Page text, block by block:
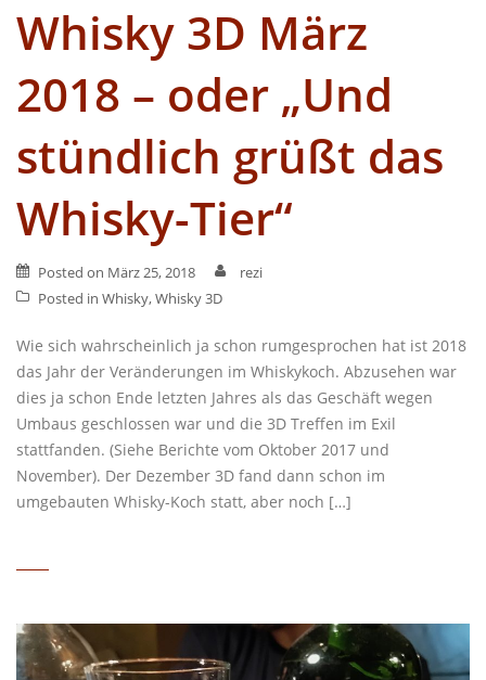
Whisky 3D März
2018 – oder „Und
stündlich grüßt das
Whisky-Tier“
Posted on März 25, 2018
rezi
Posted in Whisky,Whisky 3D
Wie sich wahrscheinlich ja schon rumgesprochen hat ist 2018
das Jahr der Veränderungen im Whiskykoch. Abzusehen war
dies ja schon Ende letzten Jahres als das Geschäft wegen
Umbaus geschlossen war und die 3D Treffen im Exil
stattfanden. (Siehe Berichte vom Oktober 2017 und
November). Der Dezember 3D fand dann schon im
umgebauten Whisky-Koch statt, aber noch […]